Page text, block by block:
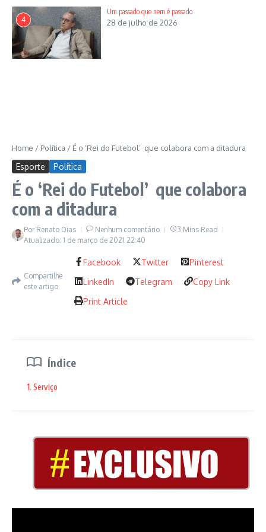
_ Alan Mineiro havia sido submetido, antes do jogo, ao teste
Espetacularização midiática
O árbitro Eduardo Tomaz teria desrespeitado tanto Alan
Mineiro quanto Pedro Bambu. Não é papel de um juiz no
três pênaltis para o Vila Nova e não ter visto empurrão do
camisa 4 esmeraldino contra Willian Formiga. O que explica o
atraso do ala esquerda em chegar na bola do gol.
Irregularidade. Não marcada.
O árbitro influenciou, sim, de
maneira ostensiva, flagrante, o resultado do clássico.
4
Um passado que nem é passado
28 de julho de 2026
Home / Política / É o ‘Rei do Futebol’ que colabora com a ditadura
Esporte Política
É o ‘Rei do Futebol’ que colabora
com a ditadura
Por Renato Dias Nenhum comentário
3 Mins Read
Atualizado: 1 de março de 2021 22:40
Compartilhe
este artigo
Facebook Twitter
Pinterest
LinkedIn
Telegram
Copy Link
Print Article
Índice
1. Serviço